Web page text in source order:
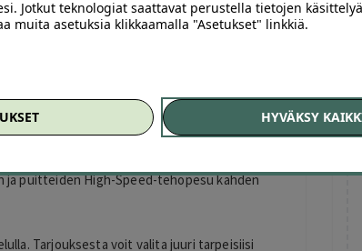
ammattitason uuttopesulla 119 € (arvo 299
ja tehokas rasvanpoisto 79 € (arvo 199 €)
viimeistely akkutrimmerillä 69 € (arvo 149 €)
ja puitteiden High-Speed-tehopesu kahden
Tarjouksesta voit valita juuri tarpeisiisi
Jotkut teknologiat saattavat perustella tietojen
muita asetuksia klikkaamalla "Asetukset" linkkiä.
HYVÄKSY